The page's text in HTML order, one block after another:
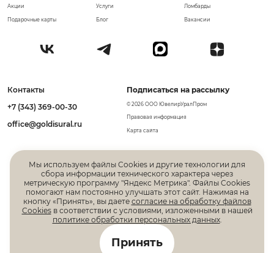
Ломбарды
Вакансии
Акции
Подарочные карты
Услуги
Блог
Контакты
+7 (343) 369-00-30
office@goldisural.ru
Подписаться на рассылку
© 2026 ООО ЮвелирУралПром
Правовая информация
Карта сайта
Все права защищены. Информация, размещенная на
данной странице, не является публичной офертой
Мы используем файлы Cookies и другие технологии для
сбора информации технического характера через
метрическую программу "Яндекс Метрика". Файлы Cookies
помогают нам постоянно улучшать этот сайт. Нажимая на
кнопку «Принять», вы даете согласие на обработку файлов
Cookiesв соответствии с условиями, изложенными в нашей
политике обработки персональных данных.
Принять